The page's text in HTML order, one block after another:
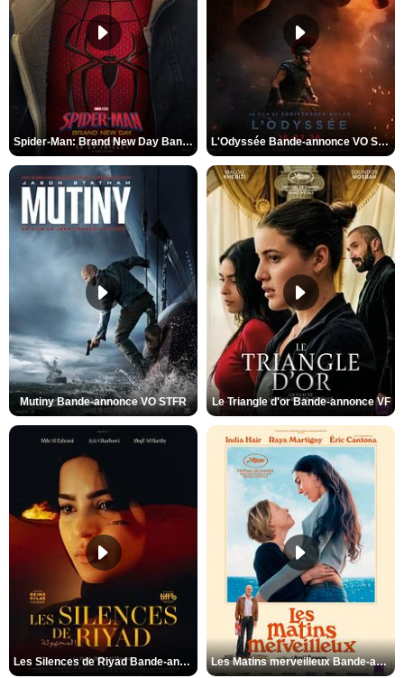
Spider-Man: Brand New Day Bande-annonce VO STFR L'Odyssée Bande-annonce VO STFR
Mutiny Bande-annonce VO STFR Le Triangle d'or Bande-annonce VF
Les Silences de Riyad Bande-annonce VO STFR Les Matins merveilleux Bande-annonce VF